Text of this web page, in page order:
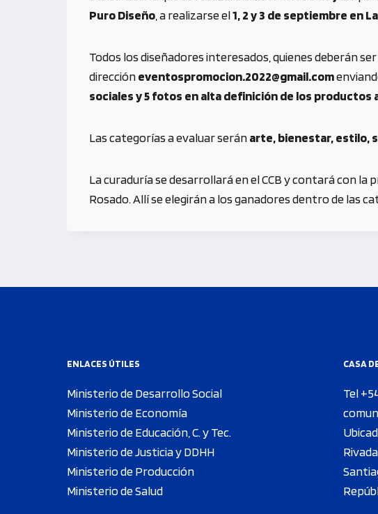
o
k
n
er
Li
k
a
s
A
p
p
Puro Diseño , a realizarse el1, 2 y 3 de septiembre en
Todos los diseñadores interesados, quienes deberán
direccióneventospromocion.2022@gmail.com
sociales y 5 fotos en alta definición de los productos
Las categorías a evaluar seránarte, bienestar, estilo,
La curaduría se desarrollará en el CCB y contará con
Rosado. Allí se elegirán a los ganadores dentro de las
ENLACES ÚTILES
Ministerio de Desarrollo Social
Ministerio de Economía
Ministerio de Educación, C. y Tec.
Ministerio de Justicia y DDHH
Ministerio de Producción
Ministerio de Salud
CASA
Tel